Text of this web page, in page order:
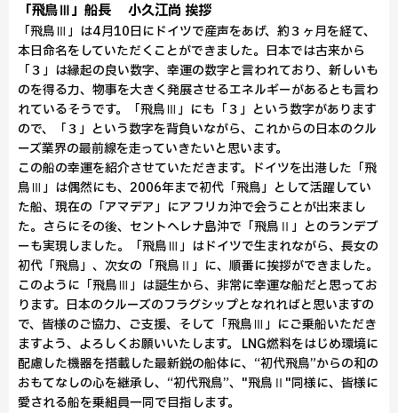
「飛鳥Ⅲ」船長 小久江尚 挨拶
「飛鳥Ⅲ」は4月10日にドイツで産声をあげ、約３ヶ月を経て、
本日命名をしていただくことができました。日本では古来から
「３」は縁起の良い数字、幸運の数字と言われており、新しいも
のを得る力、物事を大きく発展させるエネルギーがあるとも言わ
れているそうです。「飛鳥Ⅲ」にも「３」という数字があります
ので、「３」という数字を背負いながら、これからの日本のクル
ーズ業界の最前線を走っていきたいと思います。
この船の幸運を紹介させていただきます。ドイツを出港した「飛
鳥Ⅲ」は偶然にも、2006年まで初代「飛鳥」として活躍してい
た船、現在の「アマデア」にアフリカ沖で会うことが出来まし
た。さらにその後、セントヘレナ島沖で「飛鳥Ⅱ」とのランデブ
ーも実現しました。「飛鳥Ⅲ」はドイツで生まれながら、長女の
初代「飛鳥」、次女の「飛鳥Ⅱ」に、順番に挨拶ができました。
このように「飛鳥Ⅲ」は誕生から、非常に幸運な船だと思ってお
ります。日本のクルーズのフラグシップとなれればと思いますの
で、皆様のご協力、ご支援、そして「飛鳥Ⅲ」にご乗船いただき
ますよう、よろしくお願いいたします。 LNG燃料をはじめ環境に
配慮した機器を搭載した最新鋭の船体に、“初代飛鳥”からの和の
おもてなしの心を継承し、“初代飛鳥”、"飛鳥Ⅱ"同様に、皆様に
愛される船を乗組員一同で目指します。